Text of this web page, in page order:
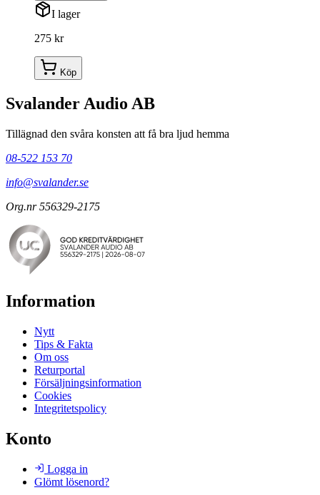
I lager
275 kr
Köp
Svalander Audio AB
Tillägnad den svåra konsten att få bra ljud hemma
08-522 153 70
info@svalander.se
Org.nr 556329-2175
Information
Nytt
Tips & Fakta
Om oss
Returportal
Försäljningsinformation
Cookies
Integritetspolicy
Konto
Logga in
Glömt lösenord?